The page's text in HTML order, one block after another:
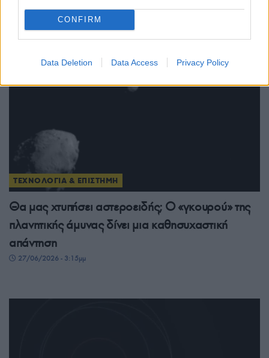
CONFIRM
Data Deletion Data Access Privacy Policy
άλλαξε τα ροφήματα βρώμης
ΤΕΧΝΟΛΟΓΙΑ & ΕΠΙΣΤΗΜΗ
Θα μας χτυπήσει αστεροειδής; Ο «γκουρού» της
πλανητικής άμυνας δίνει μια καθησυχαστική
απάντηση
27/06/2026 - 3:15μμ